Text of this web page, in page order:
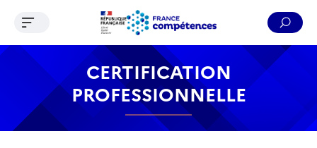
Contenu Recherche Menu Pied de page
Ouvrir le menu de navigation
CERTIFICATION
PROFESSIONNELLE